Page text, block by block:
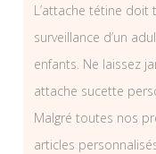
L’attache tétine
surveillance d’un
enfants. Ne laissez
attache sucette
Malgré toutes nos
articles